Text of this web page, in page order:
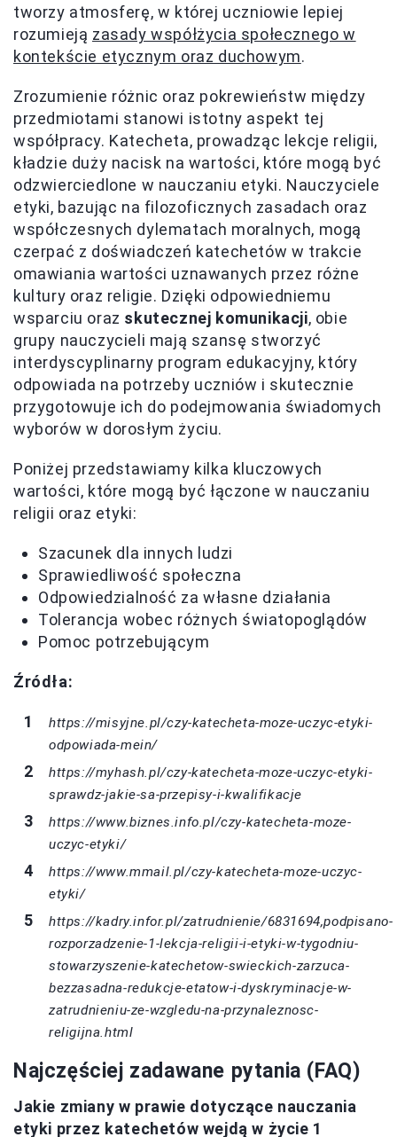
tworzy atmosferę, w której uczniowie lepiej
rozumieją zasady współżycia społecznego w
kontekście etycznym oraz duchowym.
Zrozumienie różnic oraz pokrewieństw między
przedmiotami stanowi istotny aspekt tej
współpracy. Katecheta, prowadząc lekcje religii,
kładzie duży nacisk na wartości, które mogą być
odzwierciedlone w nauczaniu etyki. Nauczyciele
etyki, bazując na filozoficznych zasadach oraz
współczesnych dylematach moralnych, mogą
czerpać z doświadczeń katechetów w trakcie
omawiania wartości uznawanych przez różne
kultury oraz religie. Dzięki odpowiedniemu
wsparciu oraz skutecznej komunikacji, obie
grupy nauczycieli mają szansę stworzyć
interdyscyplinarny program edukacyjny, który
odpowiada na potrzeby uczniów i skutecznie
przygotowuje ich do podejmowania świadomych
wyborów w dorosłym życiu.
Poniżej przedstawiamy kilka kluczowych
wartości, które mogą być łączone w nauczaniu
religii oraz etyki:
Szacunek dla innych ludzi
Sprawiedliwość społeczna
Odpowiedzialność za własne działania
Tolerancja wobec różnych światopoglądów
Pomoc potrzebującym
Źródła:
https://misyjne.pl/czy-katecheta-moze-uczyc-etyki-
odpowiada-mein/
https://myhash.pl/czy-katecheta-moze-uczyc-etyki-
sprawdz-jakie-sa-przepisy-i-kwalifikacje
https://www.biznes.info.pl/czy-katecheta-moze-
uczyc-etyki/
https://www.mmail.pl/czy-katecheta-moze-uczyc-
etyki/
https://kadry.infor.pl/zatrudnienie/6831694,podpisano-
rozporzadzenie-1-lekcja-religii-i-etyki-w-tygodniu-
stowarzyszenie-katechetow-swieckich-zarzuca-
bezzasadna-redukcje-etatow-i-dyskryminacje-w-
zatrudnieniu-ze-wzgledu-na-przynaleznosc-
religijna.html
Najczęściej zadawane pytania (FAQ)
Jakie zmiany w prawie dotyczące nauczania
etyki przez katechetów wejdą w życie 1